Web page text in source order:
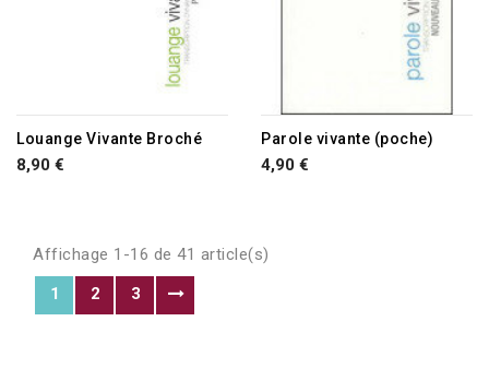
RUPTURE DE STOCK
Louange Vivante Broché
8,90 €
RUPTURE DE STOCK
Parole vivante (poche)
4,90 €
Affichage 1-16 de 41 article(s)
1
2 3